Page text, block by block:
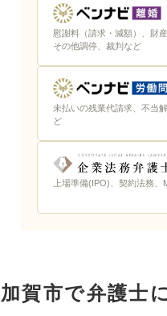
慰謝料（請求・減額）、財
その他調停、裁判など
未払いの残業代請求、不当
ど
上場準備(IPO)、契約法務
加賀市で弁護士